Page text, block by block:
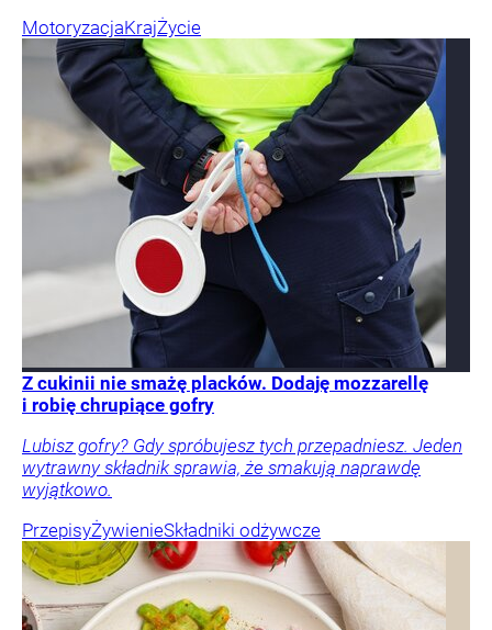
MotoryzacjaKrajŻycie
Z cukinii nie smażę placków. Dodaję mozzarellę
i robię chrupiące gofry
Lubisz gofry? Gdy spróbujesz tych przepadniesz. Jeden
wytrawny składnik sprawia, że smakują naprawdę
wyjątkowo.
PrzepisyŻywienieSkładniki odżywcze